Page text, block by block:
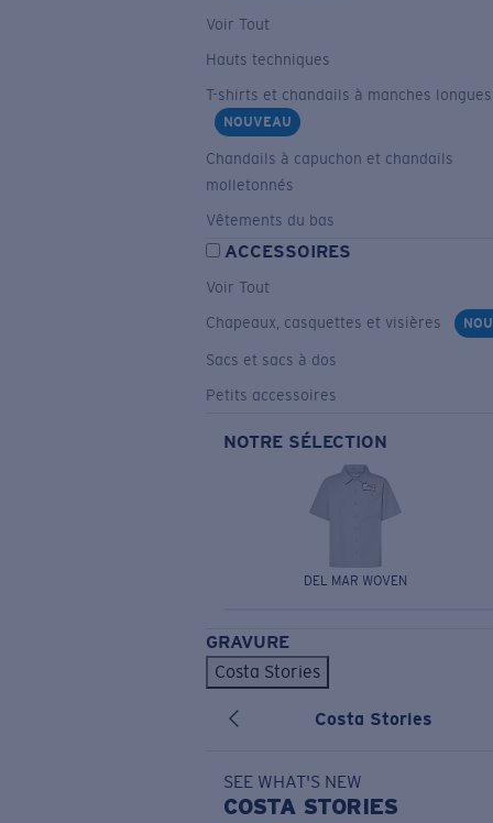
Voir Tout
Hauts techniques
T-shirts et chandails à manches longues
NOUVEAU
Chandails à capuchon et chandails
molletonnés
Vêtements du bas
ACCESSOIRES
Voir Tout
Chapeaux, casquettes et visières
Sacs et sacs à dos
Petits accessoires
NOTRE SÉLECTION
DEL MAR WOVEN
GRAVURE
Costa Stories
Costa Stories
SEE WHAT'S NEW
COSTA STORIES